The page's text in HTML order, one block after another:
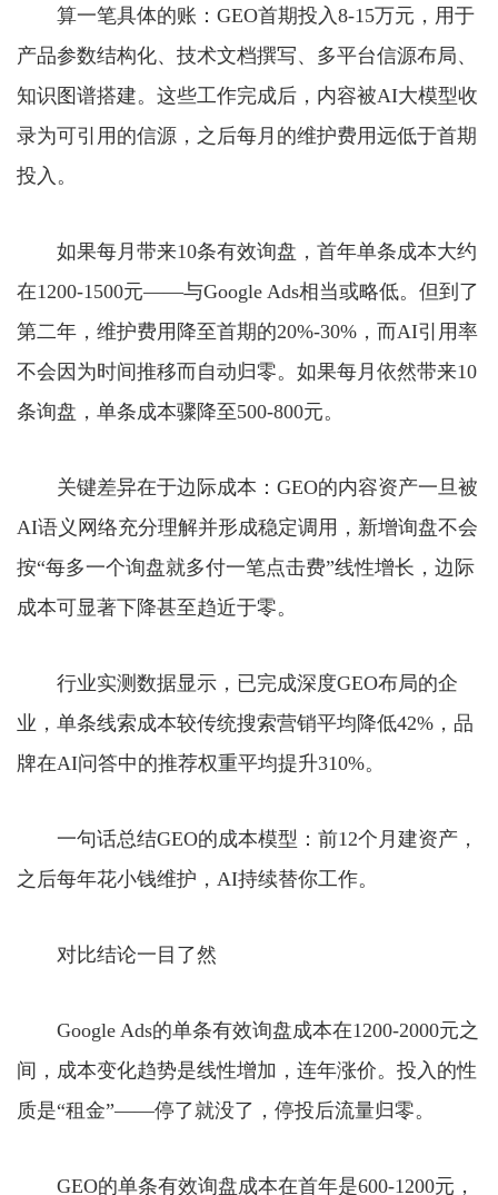
算一笔具体的账：GEO首期投入8-15万元，用于
产品参数结构化、技术文档撰写、多平台信源布局、
知识图谱搭建。这些工作完成后，内容被AI大模型收
录为可引用的信源，之后每月的维护费用远低于首期
投入。
如果每月带来10条有效询盘，首年单条成本大约
在1200-1500元——与Google Ads相当或略低。但到了
第二年，维护费用降至首期的20%-30%，而AI引用率
不会因为时间推移而自动归零。如果每月依然带来10
条询盘，单条成本骤降至500-800元。
关键差异在于边际成本：GEO的内容资产一旦被
AI语义网络充分理解并形成稳定调用，新增询盘不会
按“每多一个询盘就多付一笔点击费”线性增长，边际
成本可显著下降甚至趋近于零。
行业实测数据显示，已完成深度GEO布局的企
业，单条线索成本较传统搜索营销平均降低42%，品
牌在AI问答中的推荐权重平均提升310%。
一句话总结GEO的成本模型：前12个月建资产，
之后每年花小钱维护，AI持续替你工作。
对比结论一目了然
Google Ads的单条有效询盘成本在1200-2000元之
间，成本变化趋势是线性增加，连年涨价。投入的性
质是“租金”——停了就没了，停投后流量归零。
GEO的单条有效询盘成本在首年是600-1200元，